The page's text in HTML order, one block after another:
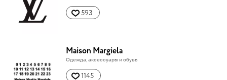
593
Maison Margiela
Одежда, аксессуары и обувь
1145